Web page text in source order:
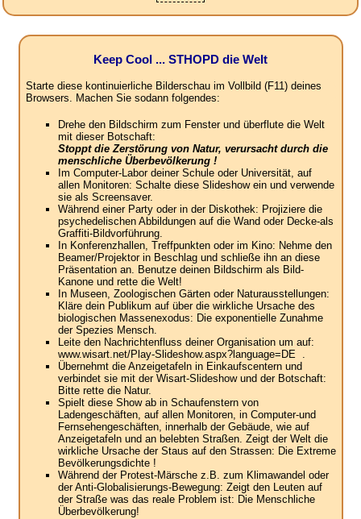
Keep Cool ... STHOPD die Welt
Starte diese kontinuierliche Bilderschau im Vollbild (F11) deines
Browsers. Machen Sie sodann folgendes:
Drehe den Bildschirm zum Fenster und überflute die Welt
mit dieser Botschaft:
Stoppt die Zerstörung von Natur, verursacht durch die
menschliche Überbevölkerung !
Im Computer-Labor deiner Schule oder Universität, auf
allen Monitoren: Schalte diese Slideshow ein und verwende
sie als Screensaver.
Während einer Party oder in der Diskothek: Projiziere die
psychedelischen Abbildungen auf die Wand oder Decke-als
Graffiti-Bildvorführung.
In Konferenzhallen, Treffpunkten oder im Kino: Nehme den
Beamer/Projektor in Beschlag und schließe ihn an diese
Präsentation an. Benutze deinen Bildschirm als Bild-
Kanone und rette die Welt!
In Museen, Zoologischen Gärten oder Naturausstellungen:
Kläre dein Publikum auf über die wirkliche Ursache des
biologischen Massenexodus: Die exponentielle Zunahme
der Spezies Mensch.
Leite den Nachrichtenfluss deiner Organisation um auf:
www.wisart.net/Play-Slideshow.aspx?language=DE .
Übernehmt die Anzeigetafeln in Einkaufscentern und
verbindet sie mit der Wisart-Slideshow und der Botschaft:
Bitte rette die Natur.
Spielt diese Show ab in Schaufenstern von
Ladengeschäften, auf allen Monitoren, in Computer-und
Fernsehengeschäften, innerhalb der Gebäude, wie auf
Anzeigetafeln und an belebten Straßen. Zeigt der Welt die
wirkliche Ursache der Staus auf den Strassen: Die Extreme
Bevölkerungsdichte !
Während der Protest-Märsche z.B. zum Klimawandel oder
der Anti-Globalisierungs-Bewegung: Zeigt den Leuten auf
der Straße was das reale Problem ist: Die Menschliche
Überbevölkerung!